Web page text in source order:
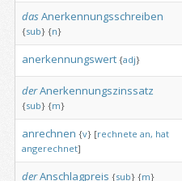
dasAnerkennungsschreiben
{sub} {n}
anerkennungswert {adj}
derAnerkennungszinssatz
{sub} {m}
anrechnen {v} [rechnete an, hat
angerechnet]
derAnschlagpreis {sub} {m}